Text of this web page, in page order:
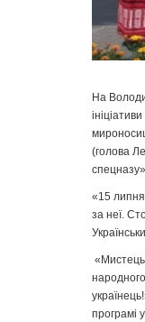
На
(голова
«15 липня
за неї.
програмі